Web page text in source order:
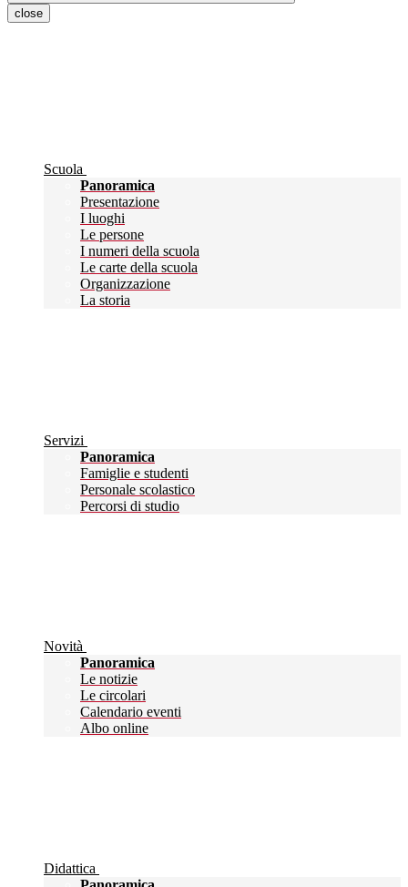
close
Scuola
Panoramica
Presentazione
I luoghi
Le persone
I numeri della scuola
Le carte della scuola
Organizzazione
La storia
Servizi
Panoramica
Famiglie e studenti
Personale scolastico
Percorsi di studio
Novità
Panoramica
Le notizie
Le circolari
Calendario eventi
Albo online
Didattica